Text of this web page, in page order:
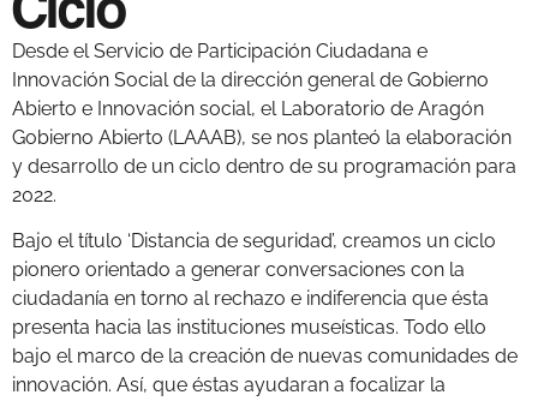
Desde el Servicio de Participación Ciudadana e
Innovación Social de la dirección general de Gobierno
Abierto e Innovación social, el Laboratorio de Aragón
Gobierno Abierto (LAAAB), se nos planteó la elaboración
y desarrollo de un ciclo dentro de su programación para
2022.
Bajo el título ‘Distancia de seguridad’, creamos un ciclo
pionero orientado a generar conversaciones con la
ciudadanía en torno al rechazo e indiferencia que ésta
presenta hacia las instituciones museísticas. Todo ello
bajo el marco de la creación de nuevas comunidades de
innovación. Así, que éstas ayudaran a focalizar la